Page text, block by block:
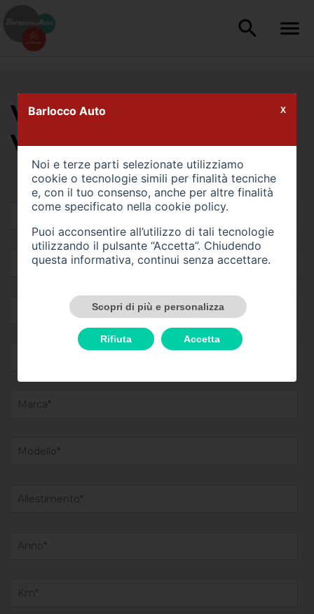
VALUTA IL TUO
VEICOLO
Barlocco Auto
Noi e terze parti selezionate utilizziamo
cookie o tecnologie simili per finalità tecniche
e, con il tuo consenso, anche per altre finalità
come specificato nella cookie policy.
Puoi acconsentire all’utilizzo di tali tecnologie
utilizzando il pulsante “Accetta”. Chiudendo
questa informativa, continui senza accettare.
Scopri di più e personalizza
Rifiuta Accetta
X